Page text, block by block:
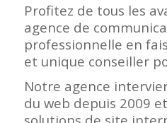
Profitez de tous les
agence de
professionnelle en
et unique conseiller
Notre agence
du web depuis 2009